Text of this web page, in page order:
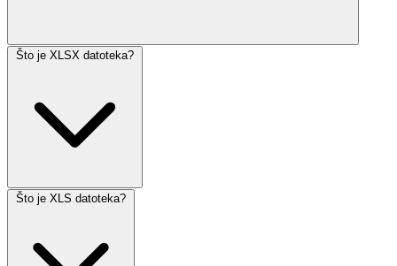
Što je XLSX datoteka?
Što je XLS datoteka?